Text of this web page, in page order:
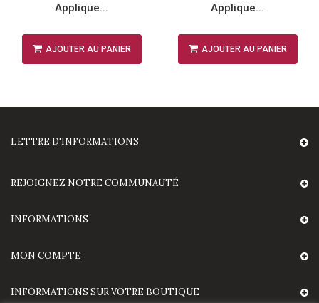
Applique...
AJOUTER AU PANIER
Applique...
AJOUTER AU PANIER
LETTRE D'INFORMATIONS
REJOIGNEZ NOTRE COMMUNAUTÉ
INFORMATIONS
MON COMPTE
INFORMATIONS SUR VOTRE BOUTIQUE